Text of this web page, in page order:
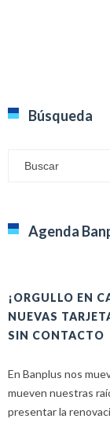
Búsqueda
Agenda
¡ORGULLO EN
NUEVAS
SIN CONTACTO
En Banplus nos
mueven nuestras
presentar la